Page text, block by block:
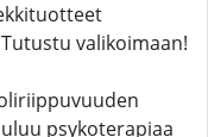
valikoimaan!
psykoterapiaa